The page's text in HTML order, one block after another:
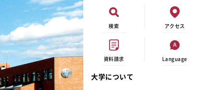
検索 アクセス
資料請求 Language
大学について